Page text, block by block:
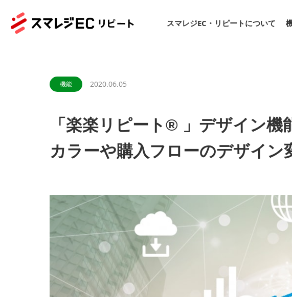
スマレジEC・リピートについて
機能 2020.06.05
「楽楽リピート® 」デザイン
カラーや購入フローのデザイン